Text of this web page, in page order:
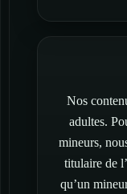
Nos
adultes.
mineurs,
titulaire de
qu’un